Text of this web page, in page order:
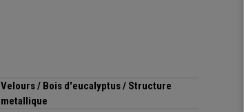
Velours / Bois d'eucalyptus / Structure
metallique